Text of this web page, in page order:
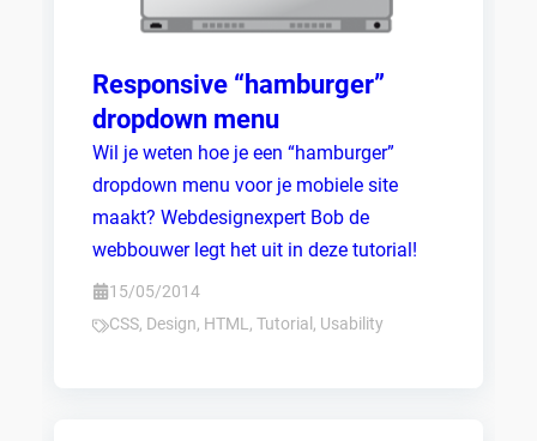
Responsive “hamburger”
dropdown menu
Wil je weten hoe je een “hamburger”
dropdown menu voor je mobiele site
maakt? Webdesignexpert Bob de
webbouwer legt het uit in deze tutorial!
15/05/2014
CSS, Design, HTML,Tutorial , Usability